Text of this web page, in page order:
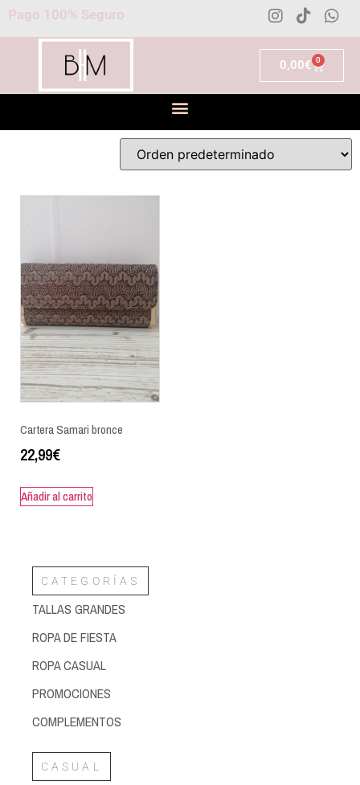
Pago 100% Seguro
0,00€ 0
CATEGORÍAS
TALLAS GRANDES
ROPA DE FIESTA
ROPA CASUAL
PROMOCIONES
COMPLEMENTOS
CASUAL
Cartera Samari bronce
22,99€
Añadir al carrito